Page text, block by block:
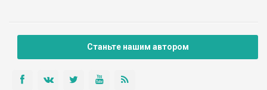
Станьте нашим автором